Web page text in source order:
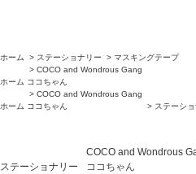
ホーム > ステーショナリー > マスキングテープ
ホーム
> COCO and Wondrous Gang
ココちゃん
ホーム
> COCO and Wondrous Gang
ココちゃん
> ステーシ
ステーショナリー
COCO and Wondrous
ココちゃん